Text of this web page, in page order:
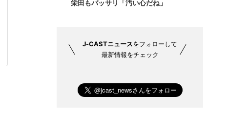
栄田もバッサリ「汚い心だね」
J-CASTニュースをフォローして
最新情報をチェック